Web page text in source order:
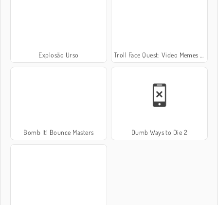
Explosão Urso Troll Face Quest: Video Memes and TV Shows: Part 2
Bomb It! Bounce Masters Dumb Ways to Die 2